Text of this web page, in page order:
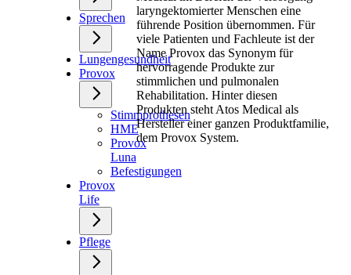
Sprechen
Lungengesundheit
Provox
Stimmprothesen
HME
Provox
Luna
Befestigungen
Provox
Life
Pflege
laryngektomierter Menschen eine
führende Position übernommen. Für
viele Patienten und Fachleute ist der
Name Provox das Synonym für
hervorragende Produkte zur
stimmlichen und pulmonalen
Rehabilitation. Hinter diesen
Produkten steht Atos Medical als
Hersteller einer ganzen Produktfamilie,
dem Provox System.